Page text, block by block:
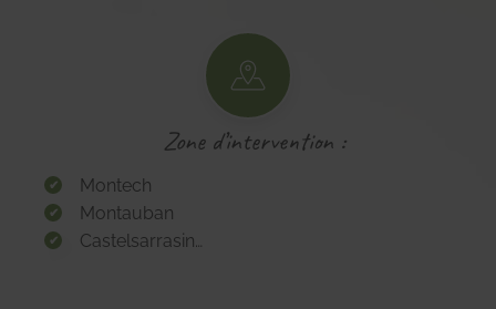
Zone d’intervention :
Montech
Montauban
Castelsarrasin…